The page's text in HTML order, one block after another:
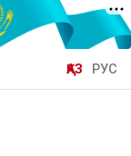
ҚАЗ РУС